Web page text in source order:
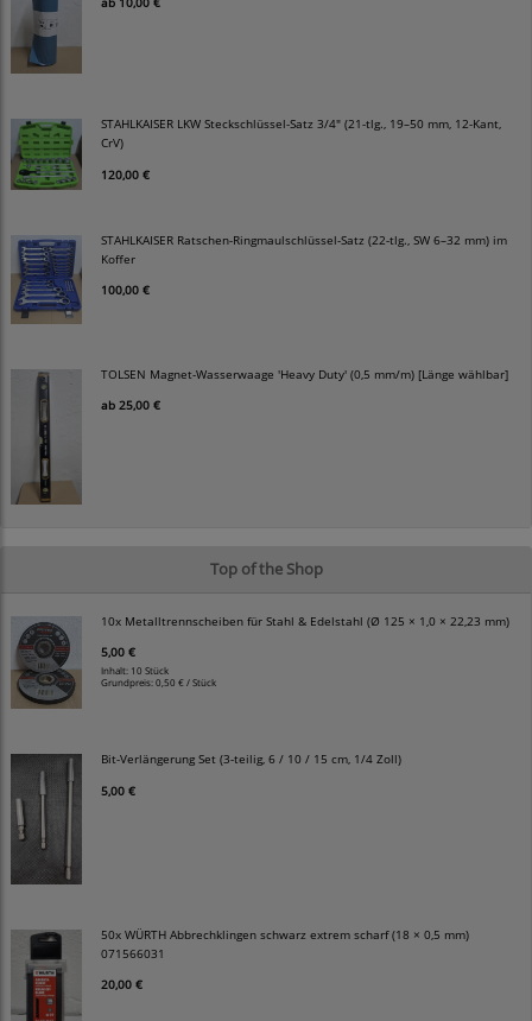
STAHLKAISER LKW Steckschlüssel-Satz 3/4" (21-tlg., 19–50 mm, 12-Kant,
CrV)
120,00 €
STAHLKAISER Ratschen-Ringmaulschlüssel-Satz (22-tlg., SW 6–32 mm) im
Koffer
100,00 €
TOLSEN Magnet-Wasserwaage 'Heavy Duty' (0,5 mm/m) [Länge wählbar]
ab 25,00 €
Top of the Shop
10x Metalltrennscheiben für Stahl & Edelstahl (Ø 125 × 1,0 × 22,23 mm)
5,00 €
Inhalt: 10 Stück
Grundpreis:0,50 € / Stück
Bit-Verlängerung Set (3-teilig, 6 / 10 / 15 cm, 1/4 Zoll)
5,00 €
50x WÜRTH Abbrechklingen schwarz extrem scharf (18 × 0,5 mm)
071566031
20,00 €